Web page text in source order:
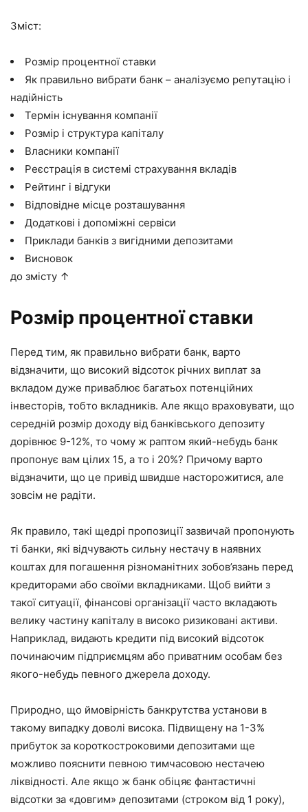
Зміст:
Розмір процентної ставки
Як правильно вибрати банк – аналізуємо репутацію і
надійність
Термін існування компанії
Розмір і структура капіталу
Власники компанії
Реєстрація в системі страхування вкладів
Рейтинг і відгуки
Відповідне місце розташування
Додаткові і допоміжні сервіси
Приклади банків з вигідними депозитами
Висновок
до змісту ↑
Розмір процентної ставки
Перед тим, як правильно вибрати банк, варто
відзначити, що високий відсоток річних виплат за
вкладом дуже приваблює багатьох потенційних
інвесторів, тобто вкладників. Але якщо враховувати, що
середній розмір доходу від банківського депозиту
дорівнює 9-12%, то чому ж раптом який-небудь банк
пропонує вам цілих 15, а то і 20%? Причому варто
відзначити, що це привід швидше насторожитися, але
зовсім не радіти.
Як правило, такі щедрі пропозиції зазвичай пропонують
ті банки, які відчувають сильну нестачу в наявних
коштах для погашення різноманітних зобов’язань перед
кредиторами або своїми вкладниками. Щоб вийти з
такої ситуації, фінансові організації часто вкладають
велику частину капіталу в високо ризиковані активи.
Наприклад, видають кредити під високий відсоток
починаючим підприємцям або приватним особам без
якого-небудь певного джерела доходу.
Природно, що ймовірність банкрутства установи в
такому випадку доволі висока. Підвищену на 1-3%
прибуток за короткостроковими депозитами ще
можливо пояснити певною тимчасовою нестачею
ліквідності. Але якщо ж банк обіцяє фантастичні
відсотки за «довгим» депозитами (строком від 1 року),